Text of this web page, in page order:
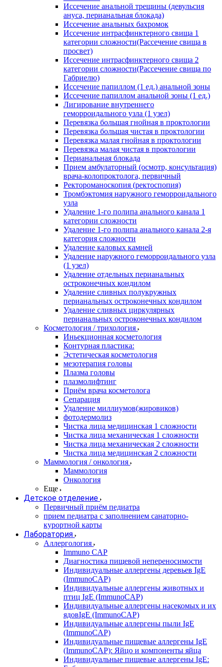
Иссечение анальной трещины (девульсия
ануса, перианальная блокада)
Иссечение анальных бахромок
Иссечение интрасфинктерного свища 1
категории сложности(Рассечение свища в
просвет)
Иссечение интрасфинктерного свища 2
категории сложности(Рассечение свища по
Габриелю)
Иссечение папиллом (1 ед.) анальной зоны
Иссечение папиллом анальной зоны (1 ед.)
Лигирование внутреннего
геморроидального узла (1 узел)
Перевязка большая гнойная в проктологии
Перевязка большая чистая в проктологии
Перевязка малая гнойная в проктологии
Перевязка малая чистая в проктологии
Перианальная блокада
Прием амбулаторный (осмотр, консультация)
врача-колопроктолога, первичный
Ректороманоскопия (ректоспопия)
Тромбэктомия наружного геморроидального
узла
Удаление 1-го полипа анального канала 1
категории сложности
Удаление 1-го полипа анального канала 2-я
категория сложности
Удаление каловых камней
Удаление наружного геморроидального узла
(1 узел)
Удаление отдельных перианальных
остроконечных кондилом
Удаление сливных полукружных
перианальных остроконечных кондилом
Удаление сливных циркулярных
перианальных остроконечных кондилом
Косметология / трихология
Иньекционная косметология
Контурная пластика:
Эстетическая косметология
мезотерапия головы
Плазма головы
плазмолифтинг
Приём врача косметолога
Сепарация
Удаление миллиумов(жировиков)
фотодермолиз
Чистка лица медицинская 1 сложности
Чистка лица механическая 1 сложности
Чистка лица механическая 2 сложности
Чистка лица медицинская 2 сложности
Маммология / онкология
Маммология
Онкология
Еще
Детское отделение
Первичный приём педиатра
прием педиатра с заполнением санаторно-
курортной карты
Лаборатория
Аллергология
Immuno CAP
Диагностика пищевой непереносимости
Индивидуальные аллергены деревьев IgE
(ImmunoCAP)
Индивидуальные аллергены животных и
птиц IgE (ImmunoCAP)
Индивидуальные аллергены насекомых и их
ядовIgE (ImmunoCAP)
Индивидуальные аллергены пыли IgE
(ImmunoCAP)
Индивидуальные пищевые аллергены IgE
(ImmunoCAP): Яйцо и компоненты яйца
Индивидуальные пищевые аллергены IgE: